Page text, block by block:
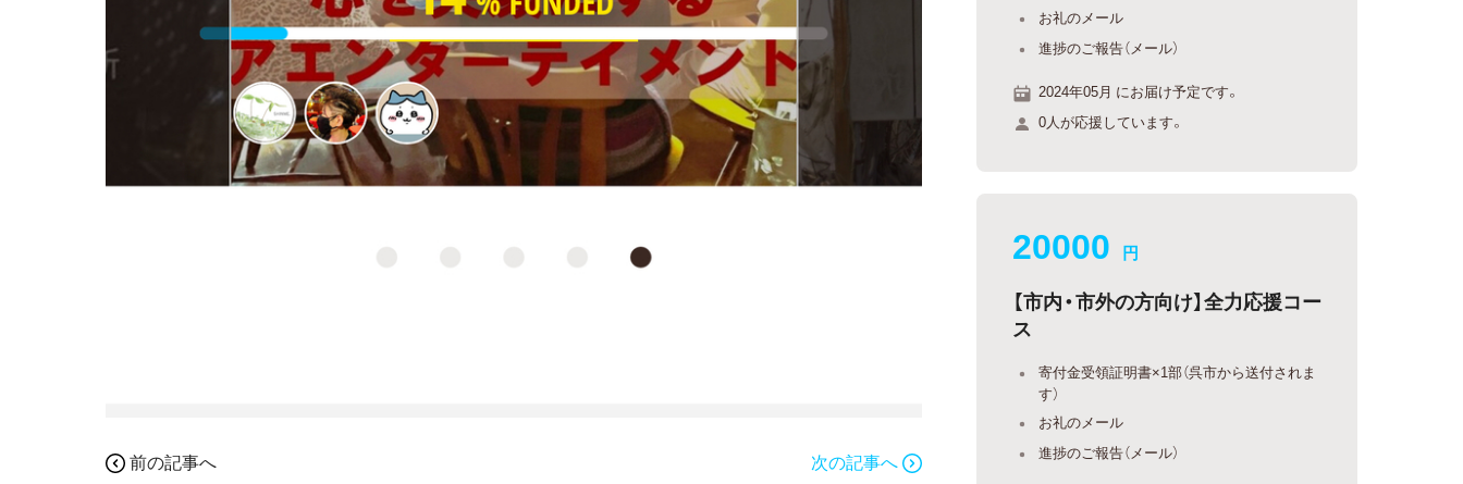
前の記事へ 次の記事へ
お礼のメール
進捗のご報告（メール）
2024年05月 にお届け予定です。
0人が応援しています。
20000 円
【市内・市外の方向け】全力応援コー
ス
寄付金受領証明書×1部（呉市から送付されま
す）
お礼のメール
進捗のご報告（メール）